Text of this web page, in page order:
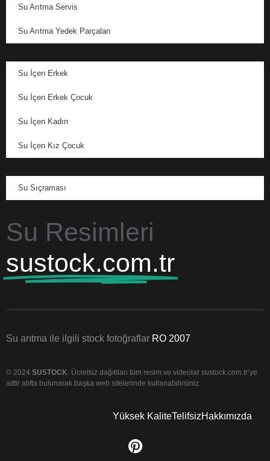
Su Arıtma Servis
Su Arıtma Yedek Parçaları
Su İçen Erkek
Su İçen Erkek Çocuk
Su İçen Kadın
Su İçen Kız Çocuk
Su Sıçraması
Su Resimleri
sustock.com.tr
Su arıtma ile ilgili stock fotoğraflar RO 2007
© 2024 SUSTOCK . Ücretsiz dağıtılan tüm resim ve videolar sustock.com.tr’ye
aittir atıfta bulunarak başka web sitelerinde kullanabilirsiniz.
Yüksek KaliteTelifsizHakkımızda